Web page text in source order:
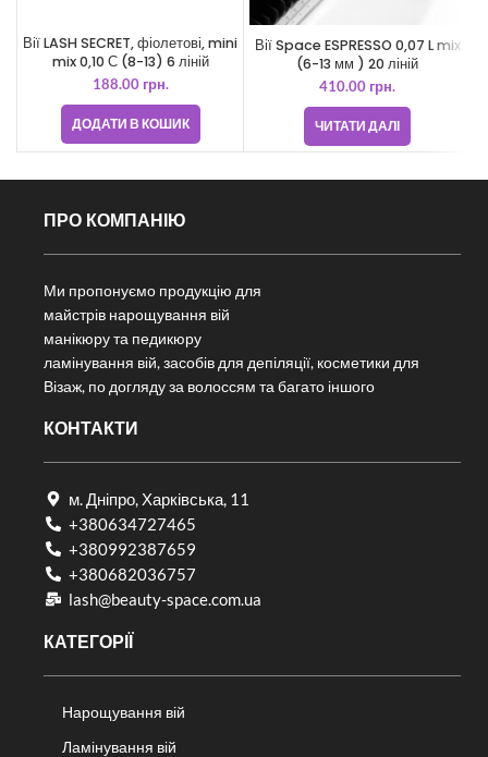
Вії LASH SECRET, фіолетові, mini
mix 0,10 С (8-13) 6 ліній
188.00 грн.
ДОДАТИ В КОШИК
Вії Space ESPRESSO 0,07 L mix
(6-13 мм ) 20 ліній
410.00 грн.
ЧИТАТИ ДАЛІ
ПРО КОМПАНІЮ
Ми пропонуємо продукцію для
майстрів нарощування вій
манікюру та педикюру
ламінування вій, засобів для депіляції, косметики для
Візаж, по догляду за волоссям та багато іншого
КОНТАКТИ
м. Дніпро, Харківська, 11
+380634727465
+380992387659
+380682036757​
lash@beauty-space.com.ua
КАТЕГОРІЇ
Нарощування вій
Ламінування вій